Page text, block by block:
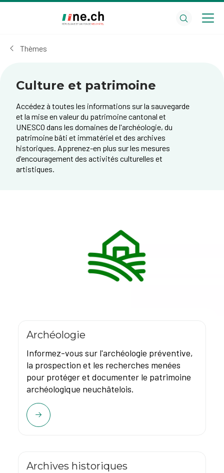
cookies
Thèmes
Culture et patrimoine
Accédez à toutes les informations sur la sauvegarde
et la mise en valeur du patrimoine cantonal et
UNESCO dans les domaines de l'archéologie, du
patrimoine bâti et immatériel et des archives
historiques. Apprenez-en plus sur les mesures
d'encouragement des activités culturelles et
artistiques.
Archéologie
Informez-vous sur l'archéologie préventive,
la prospection et les recherches menées
pour protéger et documenter le patrimoine
archéologique neuchâtelois.
Archives historiques